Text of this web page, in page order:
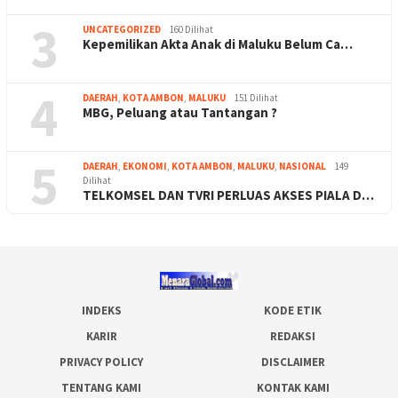
3
UNCATEGORIZED 160 Dilihat
Kepemilikan Akta Anak di Maluku Belum Ca…
4 DAERAH, KOTA AMBON, MALUKU 151 Dilihat
MBG, Peluang atau Tantangan ?
5 DAERAH, EKONOMI, KOTA AMBON, MALUKU, NASIONAL
149
Dilihat
TELKOMSEL DAN TVRI PERLUAS AKSES PIALA D…
INDEKS
KODE ETIK
KARIR
REDAKSI
PRIVACY POLICY
DISCLAIMER
TENTANG KAMI
KONTAK KAMI